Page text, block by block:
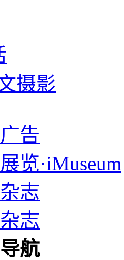
摄影
告
览·iMuseum
志
志
航